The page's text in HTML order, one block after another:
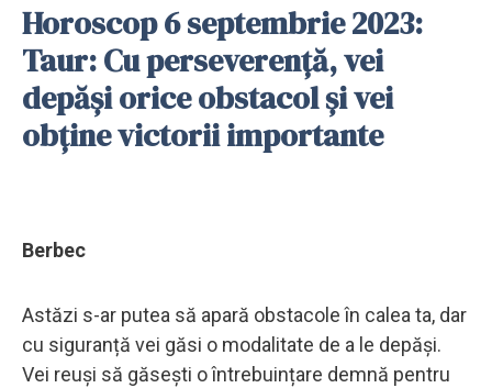
Horoscop 6 septembrie 2023:
Taur: Cu perseverență, vei
depăși orice obstacol și vei
obține victorii importante
Berbec
Astăzi s-ar putea să apară obstacole în calea ta, dar
cu siguranță vei găsi o modalitate de a le depăși.
Vei reuși să găsești o întrebuințare demnă pentru